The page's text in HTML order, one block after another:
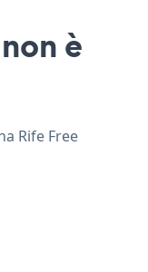
è
Rife Free